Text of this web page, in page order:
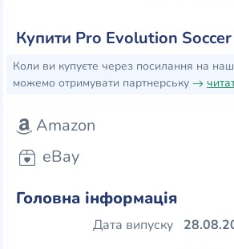
Купити Pro Evolution
Коли ви купуєте через посилання на
можемо отримувати партнерську
Amazon
eBay
Головна інформація
Дата випуску